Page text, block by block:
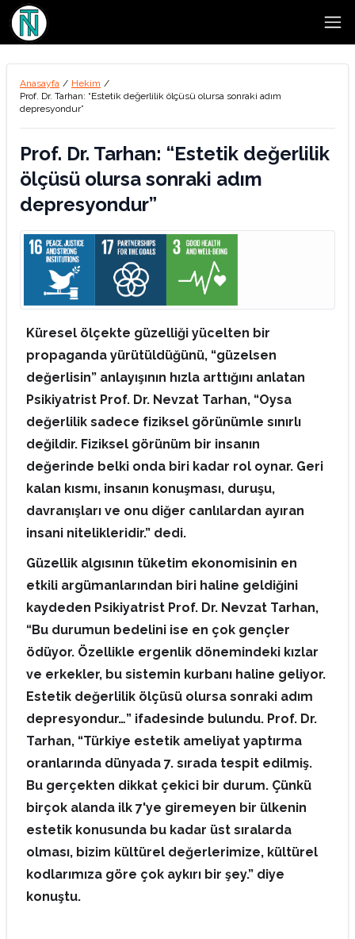
Anasayfa / Hekim /
Prof. Dr. Tarhan: “Estetik değerlilik ölçüsü olursa sonraki adım
depresyondur”
Prof. Dr. Tarhan: “Estetik değerlilik
ölçüsü olursa sonraki adım
depresyondur”
Küresel ölçekte güzelliği yücelten bir
propaganda yürütüldüğünü, “güzelsen
değerlisin” anlayışının hızla arttığını anlatan
Psikiyatrist Prof. Dr. Nevzat Tarhan, “Oysa
değerlilik sadece fiziksel görünümle sınırlı
değildir. Fiziksel görünüm bir insanın
değerinde belki onda biri kadar rol oynar. Geri
kalan kısmı, insanın konuşması, duruşu,
davranışları ve onu diğer canlılardan ayıran
insani nitelikleridir.” dedi.
Güzellik algısının tüketim ekonomisinin en
etkili argümanlarından biri haline geldiğini
kaydeden Psikiyatrist Prof. Dr. Nevzat Tarhan,
“Bu durumun bedelini ise en çok gençler
ödüyor. Özellikle ergenlik dönemindeki kızlar
ve erkekler, bu sistemin kurbanı haline geliyor.
Estetik değerlilik ölçüsü olursa sonraki adım
depresyondur…” ifadesinde bulundu. Prof. Dr.
Tarhan, “Türkiye estetik ameliyat yaptırma
oranlarında dünyada 7. sırada tespit edilmiş.
Bu gerçekten dikkat çekici bir durum. Çünkü
birçok alanda ilk 7'ye giremeyen bir ülkenin
estetik konusunda bu kadar üst sıralarda
olması, bizim kültürel değerlerimize, kültürel
kodlarımıza göre çok aykırı bir şey.” diye
konuştu.